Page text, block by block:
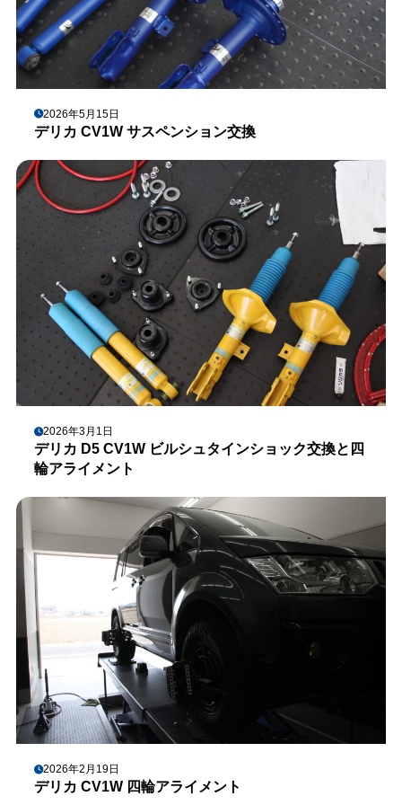
2026年5月15日
デリカ CV1W サスペンション交換
2026年3月1日
デリカ D5 CV1W ビルシュタインショック交換と四
輪アライメント
2026年2月19日
デリカ CV1W 四輪アライメント